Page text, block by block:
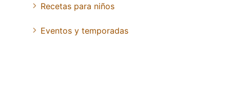
Recetas para niños
Eventos y temporadas